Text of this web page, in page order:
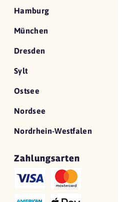
Hamburg
München
Dresden
Sylt
Ostsee
Nordsee
Nordrhein-Westfalen
Zahlungsarten